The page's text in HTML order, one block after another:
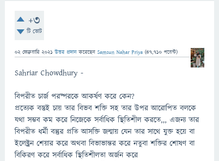
+3
টি ভোট
02 ফেব্রুয়ারি 2021 উত্তর প্রদান করেছেন Samsun Nahar Priya (47,710 পয়েন্ট)
Sahriar Chowdhury -
বিপরীত চার্জ পরষ্পরকে আকর্ষণ করে কেন?
প্রত্যেক বস্তুই চায় তার বিভব শক্তি সহ তার উপর আরোপিত বলকে
যথা সম্ভব কম করে নিজেকে সর্বাধিক স্থিতিশীল করতে,,, এজন্য তার
বিপরীত ধর্মী বন্তুর প্রতি আসক্তি জন্মায় যেন তার সাথে যুক্ত হয়ে বা
ইলেক্ট্রন শেয়ার করে অথবা বিভাভান্তর করে নতুবা শক্তির শোষণ বা
বিকিরণ করে সর্বাধিক স্থিতিশীলতা অর্জন করে